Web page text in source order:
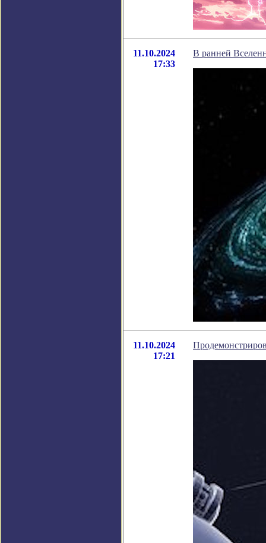
11.10.2024
17:33
В ранней
11.10.2024
17:21